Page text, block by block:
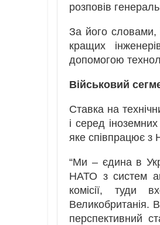
розповів
За його словами,
кращих
допомогою
Військовий
Ставка на
і серед
яке співпрацює з
“Ми – єдина в
НАТО з систем
комісії, туди
Великобританія.
перспективний